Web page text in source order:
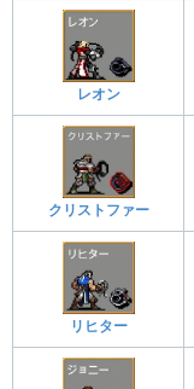
レオン
クリストファー
リヒター